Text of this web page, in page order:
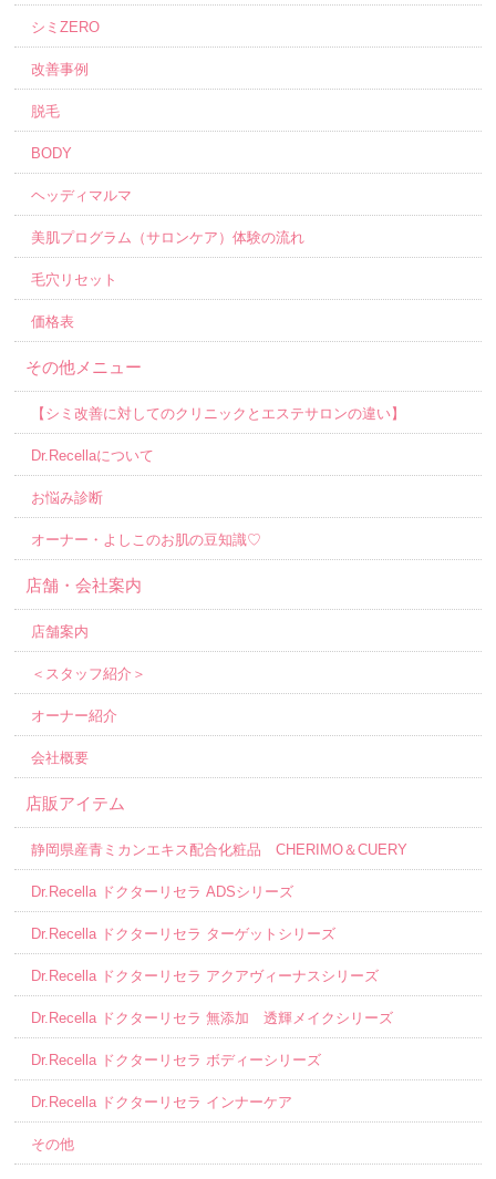
シミZERO
改善事例
脱毛
BODY
ヘッディマルマ
美肌プログラム（サロンケア）体験の流れ
毛穴リセット
価格表
その他メニュー
【シミ改善に対してのクリニックとエステサロンの違い】
Dr.Recellaについて
お悩み診断
オーナー・よしこのお肌の豆知識♡
店舗・会社案内
店舗案内
＜スタッフ紹介＞
オーナー紹介
会社概要
店販アイテム
静岡県産青ミカンエキス配合化粧品 CHERIMO＆CUERY
Dr.Recella ドクターリセラ ADSシリーズ
Dr.Recella ドクターリセラ ターゲットシリーズ
Dr.Recella ドクターリセラ アクアヴィーナスシリーズ
Dr.Recella ドクターリセラ 無添加 透輝メイクシリーズ
Dr.Recella ドクターリセラ ボディーシリーズ
Dr.Recella ドクターリセラ インナーケア
その他